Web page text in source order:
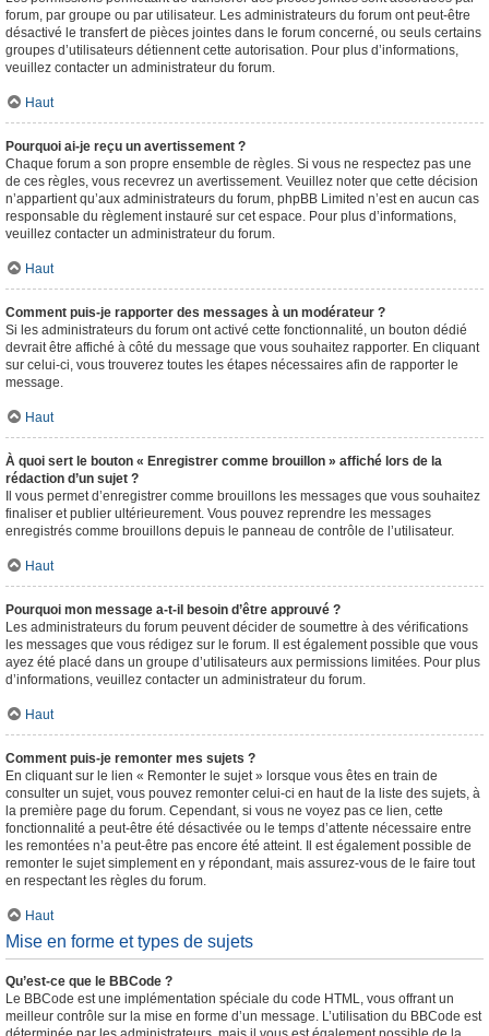
forum, par groupe ou par utilisateur. Les administrateurs du forum ont peut-être
désactivé le transfert de pièces jointes dans le forum concerné, ou seuls certains
groupes d’utilisateurs détiennent cette autorisation. Pour plus d’informations,
veuillez contacter un administrateur du forum.
Haut
Pourquoi ai-je reçu un avertissement ?
Chaque forum a son propre ensemble de règles. Si vous ne respectez pas une
de ces règles, vous recevrez un avertissement. Veuillez noter que cette décision
n’appartient qu’aux administrateurs du forum, phpBB Limited n’est en aucun cas
responsable du règlement instauré sur cet espace. Pour plus d’informations,
veuillez contacter un administrateur du forum.
Haut
Comment puis-je rapporter des messages à un modérateur ?
Si les administrateurs du forum ont activé cette fonctionnalité, un bouton dédié
devrait être affiché à côté du message que vous souhaitez rapporter. En cliquant
sur celui-ci, vous trouverez toutes les étapes nécessaires afin de rapporter le
message.
Haut
À quoi sert le bouton « Enregistrer comme brouillon » affiché lors de la
rédaction d’un sujet ?
Il vous permet d’enregistrer comme brouillons les messages que vous souhaitez
finaliser et publier ultérieurement. Vous pouvez reprendre les messages
enregistrés comme brouillons depuis le panneau de contrôle de l’utilisateur.
Haut
Pourquoi mon message a-t-il besoin d’être approuvé ?
Les administrateurs du forum peuvent décider de soumettre à des vérifications
les messages que vous rédigez sur le forum. Il est également possible que vous
ayez été placé dans un groupe d’utilisateurs aux permissions limitées. Pour plus
d’informations, veuillez contacter un administrateur du forum.
Haut
Comment puis-je remonter mes sujets ?
En cliquant sur le lien « Remonter le sujet » lorsque vous êtes en train de
consulter un sujet, vous pouvez remonter celui-ci en haut de la liste des sujets, à
la première page du forum. Cependant, si vous ne voyez pas ce lien, cette
fonctionnalité a peut-être été désactivée ou le temps d’attente nécessaire entre
les remontées n’a peut-être pas encore été atteint. Il est également possible de
remonter le sujet simplement en y répondant, mais assurez-vous de le faire tout
en respectant les règles du forum.
Haut
Mise en forme et types de sujets
Qu’est-ce que le BBCode ?
Le BBCode est une implémentation spéciale du code HTML, vous offrant un
meilleur contrôle sur la mise en forme d’un message. L’utilisation du BBCode est